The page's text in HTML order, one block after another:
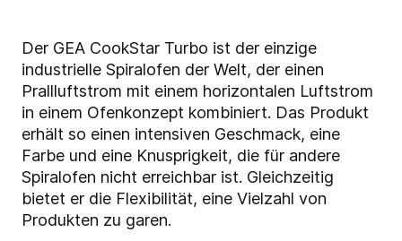
Der GEA CookStar Turbo ist der einzige
industrielle Spiralofen der Welt, der einen
Prallluftstrom mit einem horizontalen Luftstrom
in einem Ofenkonzept kombiniert. Das Produkt
erhält so einen intensiven Geschmack, eine
Farbe und eine Knusprigkeit, die für andere
Spiralofen nicht erreichbar ist. Gleichzeitig
bietet er die Flexibilität, eine Vielzahl von
Produkten zu garen.